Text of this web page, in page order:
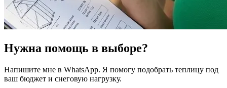
Нужна помощь в выборе?
Напишите мне в WhatsApp. Я помогу подобрать теплицу под
ваш бюджет и снеговую нагрузку.